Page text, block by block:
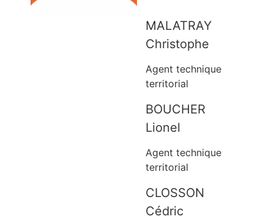
MALATRAY
Christophe
Agent technique
territorial
BOUCHER
Lionel
Agent technique
territorial
CLOSSON
Cédric